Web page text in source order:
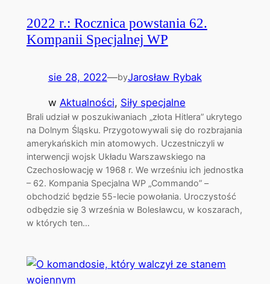
2022 r.: Rocznica powstania 62.
Kompanii Specjalnej WP
sie 28, 2022—byJarosław Rybak
w Aktualności, Siły specjalne
Brali udział w poszukiwaniach „złota Hitlera” ukrytego
na Dolnym Śląsku. Przygotowywali się do rozbrajania
amerykańskich min atomowych. Uczestniczyli w
interwencji wojsk Układu Warszawskiego na
Czechosłowację w 1968 r. We wrześniu ich jednostka
– 62. Kompania Specjalna WP „Commando” –
obchodzić będzie 55-lecie powołania. Uroczystość
odbędzie się 3 września w Bolesławcu, w koszarach,
w których ten…